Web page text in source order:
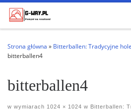
Przejdź do treści
Strona główna » Bitterballen: Tradycyjne
bitterballen4
bitterballen4
w wymiarach 1024 × 1024 w Bitterballen: